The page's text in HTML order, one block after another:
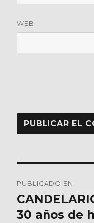
WEB
de
entradas
PUBLICADO EN
30 años de